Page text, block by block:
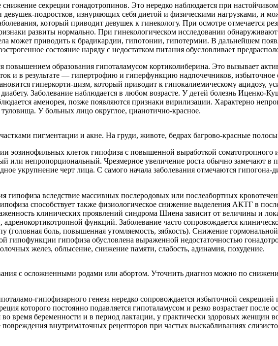
снижение секреции гонадотропинов. Это нередко наблюдается при
девушек-подростков, изнуряющих себя диетой и физическими нагрузками, и
который приводит девушек к гинекологу. При осмотре отмечается
развиты нормально. При гинекологическом исследовании
может приводить к брадикардии, гипотонии, гипотермии. В дальнейшем
состояние наряду с недостатком питания обусловливает
повышением образования гипоталамусом кортиколиберина. Это вызывает
и в результате — гипертрофию и гиперфункцию надпочечников, избыточное
гиперкорти-цизм, который приводит к гипокалиемическому ацидозу,
Заболевание наблюдается в любом возрасте. У детей болезнь Иценко-
аменорея, позже появляются признаки вирилизации. Характерно
У больных лицо округлое, цианотично-красное.
пигментации и акне. На груди, животе, бедрах багрово-красные
эозинофильных клеток гипофиза с повышенной выработкой
или непропорциональный. Чрезмерное увеличение роста обычно замечают в
укрупнение черт лица. С самого начала заболевания отмечаются
гипофиза вследствие массивных послеродовых или послеабортных
способствует также физиологическое снижение выделения АКТГ в
клинических проявлений синдрома Шиена зависит от величины и
адренокортикотропной функций. Заболевание часто сопровождается
(головная боль, повышенная утомляемость, зябкость). Снижение
гипофункции гипофиза обусловлена выраженной недостаточностью
желез, облысение, снижение памяти, слабость, адинамия, похудение.
с осложненными родами или абортом. Уточнить диагноз можно по
гипофизарного генеза нередко сопровождается избыточной
которого постоянно подавляется гипоталамусом и резко возрастает после
время беременности и в период лактации, у практически здоровых женщин
внутриматочных рецепторов при частых выскабливаниях